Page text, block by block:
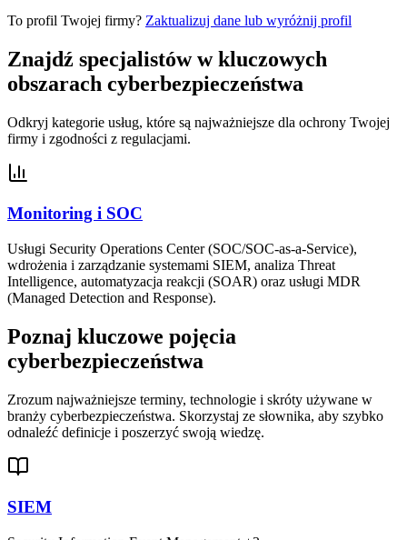
To profil Twojej firmy? Zaktualizuj dane lub wyróżnij profil
Znajdź specjalistów w kluczowych
obszarach cyberbezpieczeństwa
Odkryj kategorie usług, które są najważniejsze dla ochrony Twojej
firmy i zgodności z regulacjami.
Monitoring i SOC
Usługi Security Operations Center (SOC/SOC-as-a-Service),
wdrożenia i zarządzanie systemami SIEM, analiza Threat
Intelligence, automatyzacja reakcji (SOAR) oraz usługi MDR
(Managed Detection and Response).
Poznaj kluczowe pojęcia
cyberbezpieczeństwa
Zrozum najważniejsze terminy, technologie i skróty używane w
branży cyberbezpieczeństwa. Skorzystaj ze słownika, aby szybko
odnaleźć definicje i poszerzyć swoją wiedzę.
SIEM